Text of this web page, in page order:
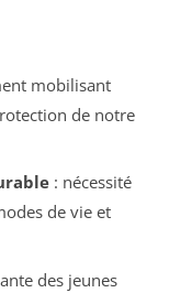
mobilisant
de notre
: nécessité
de vie et
des jeunes